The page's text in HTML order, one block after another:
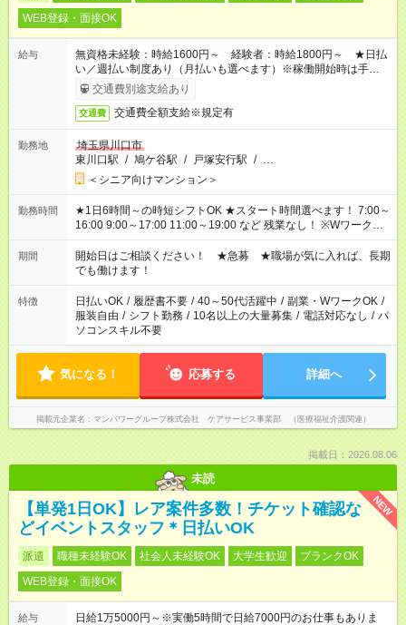
WEB登録・面接OK
給与
無資格未経験：時給1600円～ 経験者：時給1800円～ ★日払
い／週払い制度あり（月払いも選べます）※稼働開始時は手続き
完了次第のお支払いとなります。
交通費別途支給あり
交通費 交通費全額支給※規定有
勤務地
埼玉県川口市
東川口駅 / 鳩ケ谷駅 / 戸塚安行駅 / …
＜シニア向けマンション＞
勤務時間
★1日6時間～の時短シフトOK ★スタート時間選べます！ 7:00～
16:00 9:00～17:00 11:00～19:00 など 残業なし！ ※Wワークの
場合、他のお仕事と合わせ週40時間超の就業はご案内できませ
ん ※法令に基づき、週20時間以上勤務は社会保険への加入対象
となります ※労働者派遣法（日雇い派遣の原則禁止）により、
短時間・短期間の就業はご案内が難しい場合があります
期間
開始日はご相談ください！ ★急募 ★職場が気に入れば、長期
でも働けます！
特徴 日払いOK / 履歴書不要 / 40～50代活躍中 / 副業・WワークOK /
服装自由 / シフト勤務 / 10名以上の大量募集 / 電話対応なし / パ
ソコンスキル不要
気になる！ 応募する 詳細へ
掲載元企業名 マンパワーグループ株式会社 ケアサービス事業部 （医療福祉介護関連）
掲載日：2026.08.06
未読
NEW
【単発1日OK】レア案件多数！チケット確認な
どイベントスタッフ＊日払いOK
派遣 職種未経験OK 社会人未経験OK 大学生歓迎
ブランクOK
WEB登録・面接OK
給与
日給1万5000円～※実働5時間で日給7000円のお仕事もありま